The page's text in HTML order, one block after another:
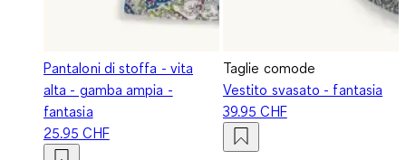
Pantaloni di stoffa - vita
alta - gamba ampia -
fantasia
25.95 CHF
Taglie comode
Vestito svasato - fantasia
39.95 CHF